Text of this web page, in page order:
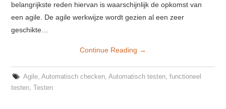
belangrijkste reden hiervan is waarschijnlijk de opkomst van
een agile. De agile werkwijze wordt gezien al een zeer
geschikte…
Continue Reading →
Agile, Automatisch checken, Automatisch testen, functioneel
testen, Testen